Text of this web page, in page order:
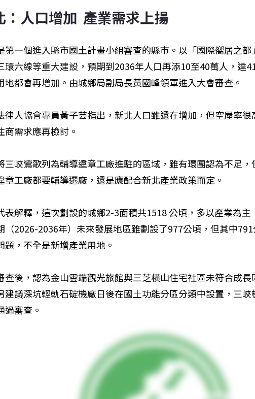
：人口增加  產業需求上揚
第一個進入縣市國土計畫小組審查的縣市。以「國際嚮居之
環六線等重大建設，預期到2036年人口再添10至40萬人，達
地都會再增加。由城鄉局副局長黃國峰領軍進入大會審查。
律人協會專員黃子芸指出，新北人口雖還在增加，但空屋率
商需求應再檢討。
三峽鶯歌列為輔導違章工廠進駐的區域，雖有環團認為不足
章工廠都要輔導遷廠，還是應配合新北產業政策而定。
表解釋，這次劃設的城鄉2-3面積共1518 公頃，多以產業為主
（2026-2036年）未來發展地區雖劃設了977公頃，但其中
題，不全是新增產業用地。
查後，認為金山雲端觀光旅館與三芝橫山住宅社區未符合成
建議深坑輕軌石碇機廠日後在國土功能分區分類中設置，三
過審查。